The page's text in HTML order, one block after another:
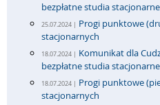
bezpłatne studia
25.07.2024 | Progi punktowe
stacjonarnych
18.07.2024 | Komunikat dla
bezpłatne studia
18.07.2024 | Progi punktowe
stacjonarnych